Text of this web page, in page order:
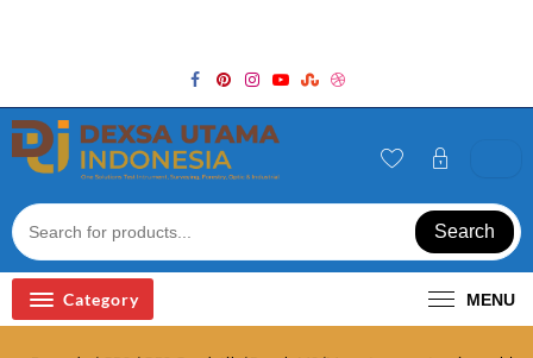
Search
Category MENU